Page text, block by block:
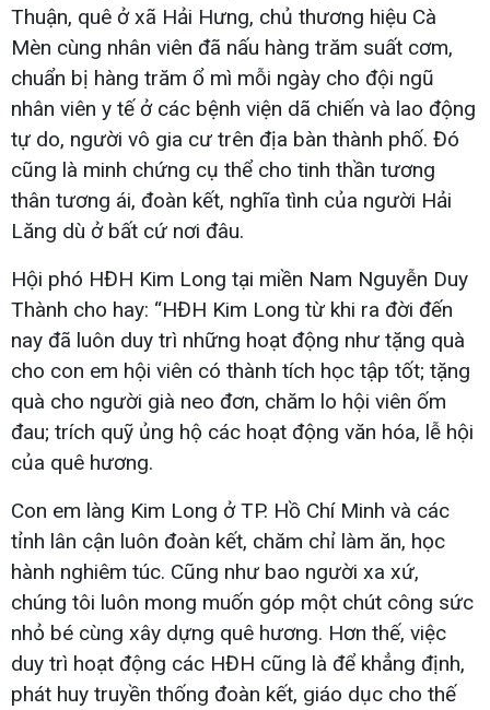
Thuận, quê ở xã Hải Hưng, chủ thương hiệu Cà
Mèn cùng nhân viên đã nấu hàng trăm suất cơm,
chuẩn bị hàng trăm ổ mì mỗi ngày cho đội ngũ
nhân viên y tế ở các bệnh viện dã chiến và lao động
tự do, người vô gia cư trên địa bàn thành phố. Đó
cũng là minh chứng cụ thể cho tinh thần tương
thân tương ái, đoàn kết, nghĩa tình của người Hải
Lăng dù ở bất cứ nơi đâu.
Hội phó HĐH Kim Long tại miền Nam Nguyễn Duy
Thành cho hay: “HĐH Kim Long từ khi ra đời đến
nay đã luôn duy trì những hoạt động như tặng quà
cho con em hội viên có thành tích học tập tốt; tặng
quà cho người già neo đơn, chăm lo hội viên ốm
đau; trích quỹ ủng hộ các hoạt động văn hóa, lễ hội
của quê hương.
Con em làng Kim Long ở TP. Hồ Chí Minh và các
tỉnh lân cận luôn đoàn kết, chăm chỉ làm ăn, học
hành nghiêm túc. Cũng như bao người xa xứ,
chúng tôi luôn mong muốn góp một chút công sức
nhỏ bé cùng xây dựng quê hương. Hơn thế, việc
duy trì hoạt động các HĐH cũng là để khẳng định,
phát huy truyền thống đoàn kết, giáo dục cho thế